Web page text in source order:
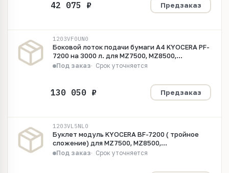
Предзаказ
1203VF0UN0
Боковой лоток подачи бумаги А4 KYOCERA PF-
7200 на 3000 л. для MZ7500, MZ8500,
MZ9500,MZ10500 (1203VF0UN0)
Под заказ Срок уточняется
Предзаказ
1203VL5NL0
Буклет модуль KYOCERA BF-7200 ( тройное
сложение) для MZ7500, MZ8500,
MZ9500,MZ10500 1203VL5NL0
Под заказ Срок уточняется